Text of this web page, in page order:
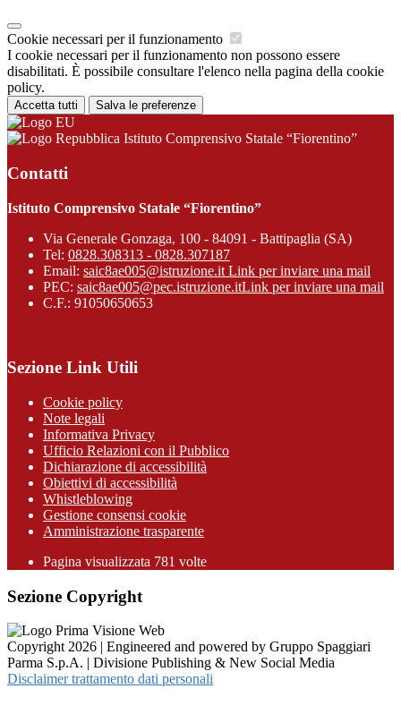
Cookie necessari per il funzionamento
I cookie necessari per il funzionamento non possono essere
disabilitati. È possibile consultare l'elenco nella pagina della cookie
policy.
Accetta tutti Salva le preferenze
Istituto Comprensivo Statale “Fiorentino”
Contatti
Istituto Comprensivo Statale “Fiorentino”
Via Generale Gonzaga, 100 - 84091 - Battipaglia (SA)
Tel: 0828.308313 - 0828.307187
Email: saic8ae005@istruzione.it Link per inviare una mail
PEC: saic8ae005@pec.istruzione.itLink per inviare una mail
C.F.: 91050650653
Sezione Link Utili
Cookie policy
Note legali
Informativa Privacy
Ufficio Relazioni con il Pubblico
Dichiarazione di accessibilità
Obiettivi di accessibilità
Whistleblowing
Gestione consensi cookie
Amministrazione trasparente
Pagina visualizzata 781 volte
Sezione Copyright
Copyright 2026 | Engineered and powered by Gruppo Spaggiari
Parma S.p.A. | Divisione Publishing & New Social Media
Disclaimer trattamento dati personali